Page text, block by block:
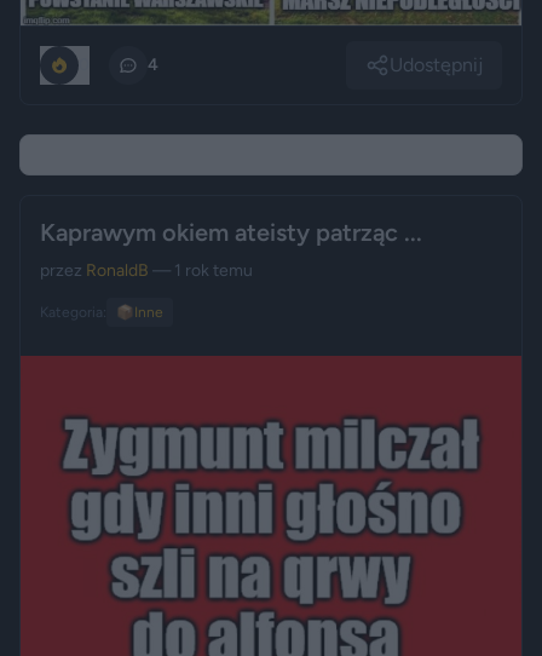
4 Udostępnij
Kaprawym okiem ateisty patrząc ...
przez RonaldB — 1 rok temu
Kategoria: 📦 Inne